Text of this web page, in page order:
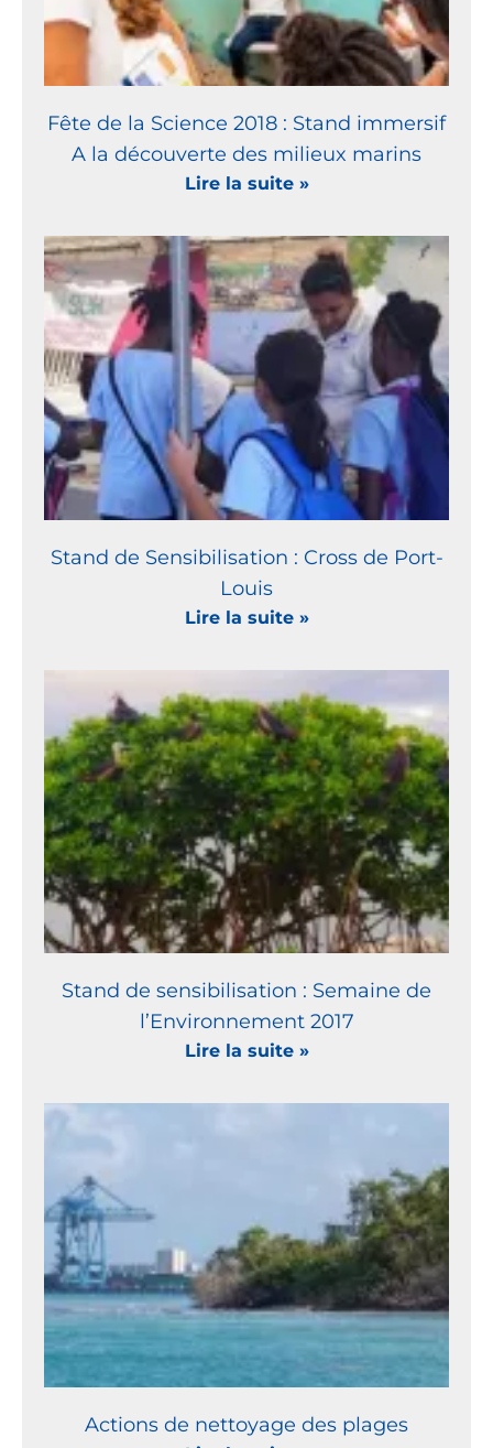
Fête de la Science 2018 : Stand immersif
A la découverte des milieux marins
Lire la suite »
Stand de Sensibilisation : Cross de Port-
Louis
Lire la suite »
Stand de sensibilisation : Semaine de
l’Environnement 2017
Lire la suite »
Actions de nettoyage des plages